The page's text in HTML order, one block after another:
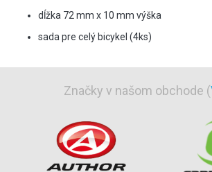
dĺžka 72 mm x 10 mm výška
sada pre celý bicykel (4ks)
Značky v našom obchode (